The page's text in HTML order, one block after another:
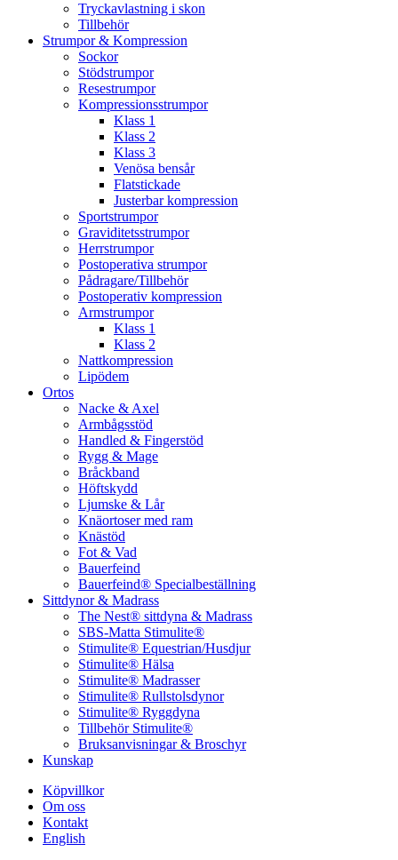
Tryckavlastning i skon
Tillbehör
Strumpor & Kompression
Sockor
Stödstrumpor
Resestrumpor
Kompressionsstrumpor
Klass 1
Klass 2
Klass 3
Venösa bensår
Flatstickade
Justerbar kompression
Sportstrumpor
Graviditetsstrumpor
Herrstrumpor
Postoperativa strumpor
Pådragare/Tillbehör
Postoperativ kompression
Armstrumpor
Klass 1
Klass 2
Nattkompression
Lipödem
Ortos
Nacke & Axel
Armbågsstöd
Handled & Fingerstöd
Rygg & Mage
Bråckband
Höftskydd
Ljumske & Lår
Knäortoser med ram
Knästöd
Fot & Vad
Bauerfeind
Bauerfeind® Specialbeställning
Sittdynor & Madrass
The Nest® sittdyna & Madrass
SBS-Matta Stimulite®
Stimulite® Equestrian/Husdjur
Stimulite® Hälsa
Stimulite® Madrasser
Stimulite® Rullstolsdynor
Stimulite® Ryggdyna
Tillbehör Stimulite®
Bruksanvisningar & Broschyr
Kunskap
Köpvillkor
Om oss
Kontakt
English